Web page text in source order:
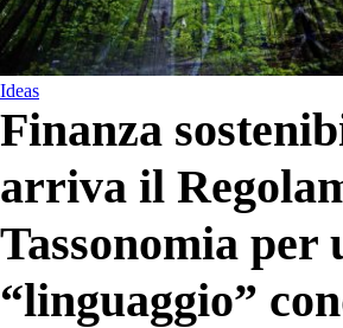
Ideas
Finanza
arriva il
Tassonomia per
“linguaggio”